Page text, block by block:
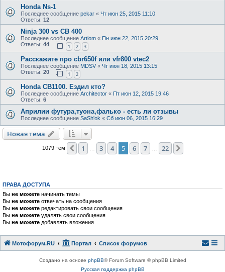
Honda Ns-1
Последнее сообщение pekar « Чт июн 25, 2015 11:10
Ответы: 12
Ninja 300 vs CB 400
Последнее сообщение Artiom « Пн июн 22, 2015 20:29
Ответы: 44 1 2 3
Расскажите про cbr650f или vfr800 vtec2
Последнее сообщение MDSV « Чт июн 18, 2015 13:15
Ответы: 20 1 2
Honda CB1100. Ездил кто?
Последнее сообщение Architector « Пт июн 12, 2015 19:46
Ответы: 6
Априлии футура,туона,фалько - есть ли отзывы
Последнее сообщение SaSh'ok « Сб июн 06, 2015 16:29
Новая тема
1079 тем Пред.
1 3 4 5 6 7 22
ПРАВА ДОСТУПА
Вы не можете начинать темы
Вы не можете отвечать на сообщения
Вы не можете редактировать свои сообщения
Вы не можете удалять свои сообщения
Вы не можете добавлять вложения
Мотофорум.RU Портал Список форумов
Создано на основе phpBB® Forum Software © phpBB Limited
Русская поддержка phpBB